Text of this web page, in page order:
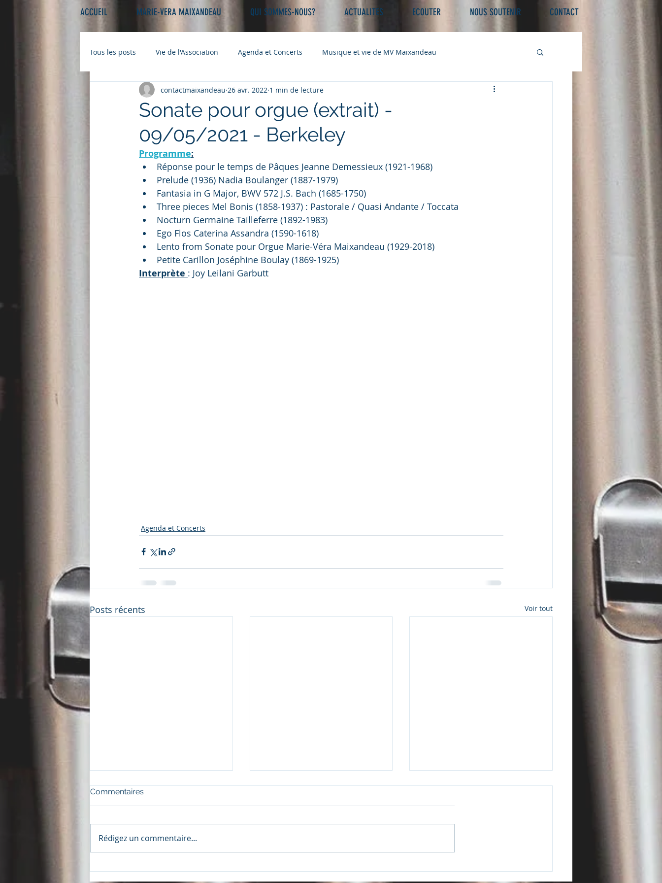
ACCUEIL MARIE-VERA MAIXANDEAU QUI SOMMES-NOUS? ACTUALITES ECOUTER NOUS SOUTENIR CONTACT
Tous les posts Vie de l'Association Agenda et Concerts Musique et vie de MV Maixandeau
Sonate pour orgue (extrait) -
09/05/2021 - Berkeley
contactmaixandeau 26 avr. 2022 1 min de lecture
Programme:
Réponse pour le temps de Pâques Jeanne Demessieux (1921-1968)
Prelude (1936) Nadia Boulanger (1887-1979)
Fantasia in G Major, BWV 572 J.S. Bach (1685-1750)
Three pieces Mel Bonis (1858-1937) : Pastorale / Quasi Andante / Toccata
Nocturn Germaine Tailleferre (1892-1983)
Ego Flos Caterina Assandra (1590-1618)
Lento from Sonate pour Orgue Marie-Véra Maixandeau (1929-2018)
Petite Carillon Joséphine Boulay (1869-1925)
Interprète : Joy Leilani Garbutt
Agenda et Concerts
Posts récents Voir tout
Concert du 14 Mars 2023
Le 14 mars 2023, au Music
Hill (hautbois), Cheryl...
Commentaires
Rédigez un commentaire...